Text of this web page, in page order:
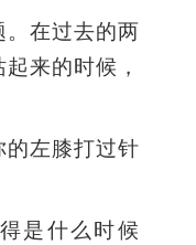
在过去的两
来的时候，
左膝打过针
是什么时候